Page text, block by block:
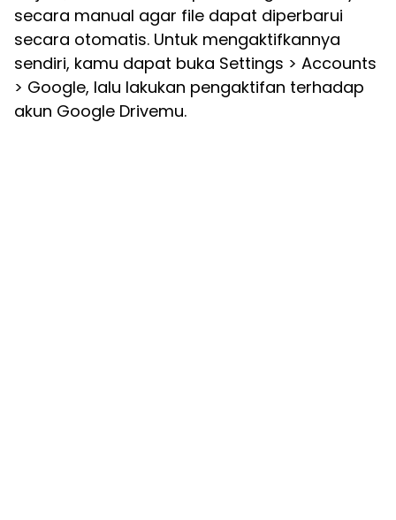
secara manual agar file dapat diperbarui
secara otomatis. Untuk mengaktifkannya
sendiri, kamu dapat buka Settings > Accounts
> Google, lalu lakukan pengaktifan terhadap
akun Google Drivemu.